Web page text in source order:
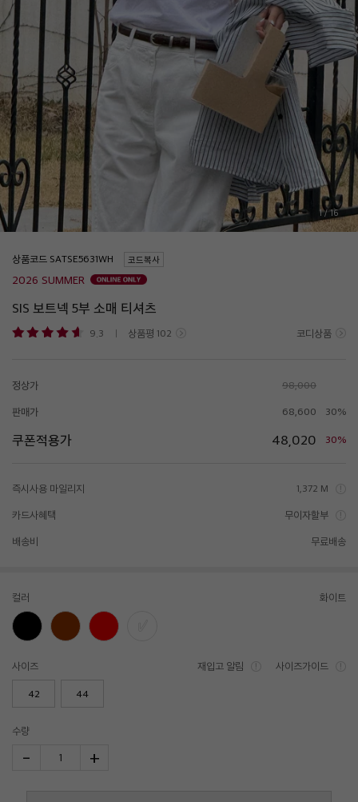
1/16
상품코드 코드복사
2026 SUMMER
SIS 보트넥 5부 소매 티셔츠
9.3 상품평 102 코디상품
정상가 98,000
판매가 68,600 30%
쿠폰적용가 48,020 30%
즉시사용 마일리지 1,372 M
카드사혜택 무이자할부
배송비 무료배송
컬러 화이트
사이즈 재입고 알림 사이즈가이드
42 44
수량
- 1 +